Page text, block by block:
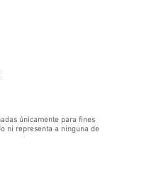
únicamente para fines
ni representa a ninguna de